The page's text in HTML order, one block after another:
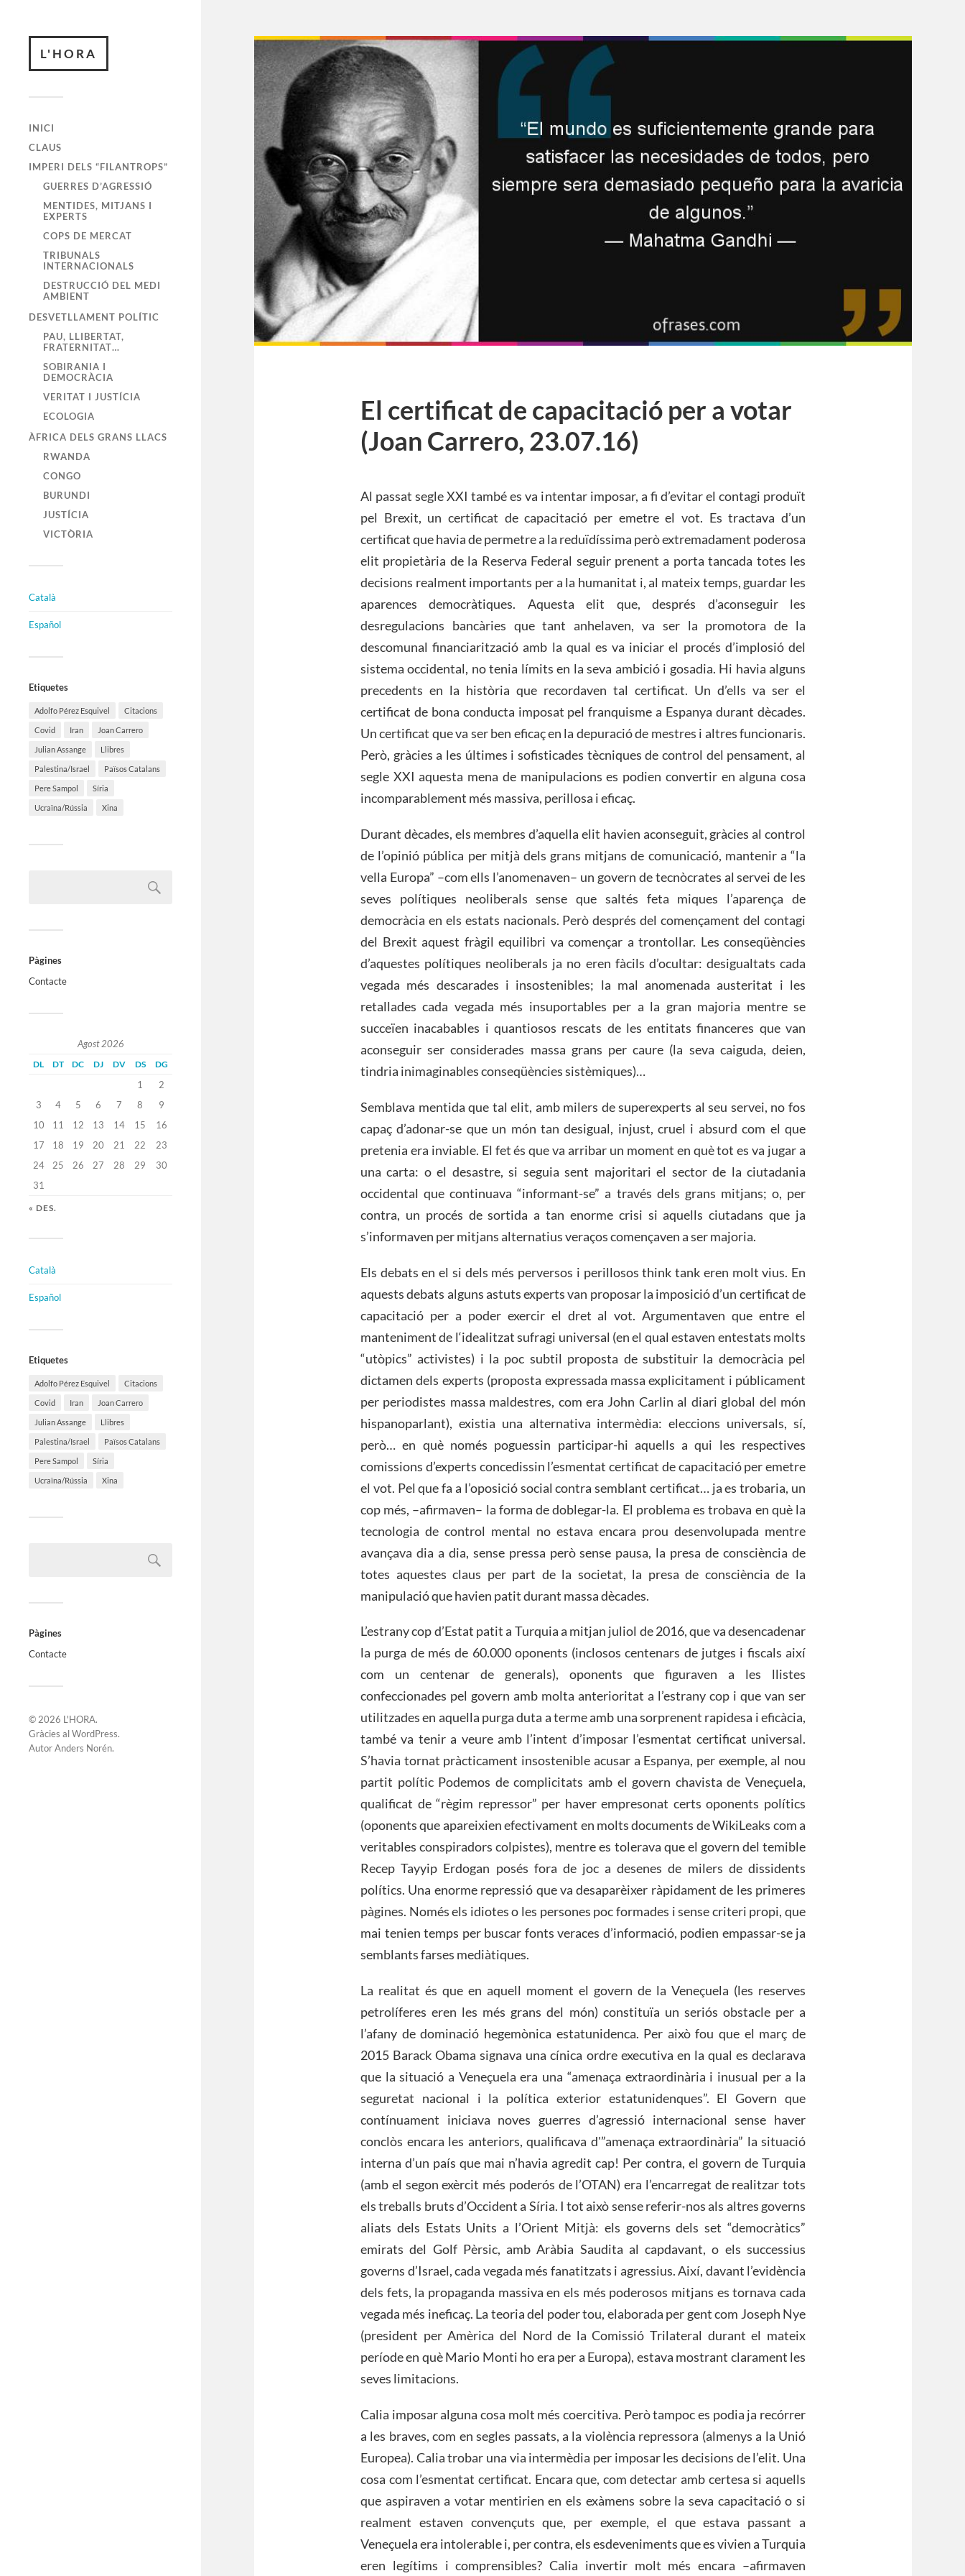
L'HORA
INICI
CLAUS
IMPERI DELS “FILANTROPS”
GUERRES D’AGRESSIÓ
MENTIDES, MITJANS I
EXPERTS
COPS DE MERCAT
TRIBUNALS
INTERNACIONALS
DESTRUCCIÓ DEL MEDI
AMBIENT
DESVETLLAMENT POLÍTIC
PAU, LLIBERTAT,
FRATERNITAT…
SOBIRANIA I
DEMOCRÀCIA
VERITAT I JUSTÍCIA
ECOLOGIA
ÀFRICA DELS GRANS LLACS
RWANDA
CONGO
BURUNDI
JUSTÍCIA
VICTÒRIA
Català
Español
Etiquetes
Adolfo Pérez Esquivel Citacions
Covid Iran Joan Carrero
Julian Assange Llibres
Palestina/Israel Països Catalans
Pere Sampol Síria
Ucraïna/Rússia Xina
Pàgines
Contacte
Agost 2026
DL DT DC DJ DV DS DG
1
2
3
4 5 6 7 8
9
10
11 12 13 14 15
16
17
18 19 20 21 22
23
24
25 26 27 28 29
30
31
« DES.
Català
Español
Etiquetes
Adolfo Pérez Esquivel Citacions
Covid Iran Joan Carrero
Julian Assange Llibres
Palestina/Israel Països Catalans
Pere Sampol Síria
Ucraïna/Rússia Xina
Pàgines
Contacte
© 2026 L'HORA.
Gràcies alWordPress.
AutorAnders Norén.
El certificat de capacitació per a votar
(Joan Carrero, 23.07.16)
Al passat segle XXI també es va intentar imposar, a fi d’evitar el contagi produït
pel Brexit, un certificat de capacitació per emetre el vot. Es tractava d’un
certificat que havia de permetre a la reduïdíssima però extremadament poderosa
elit propietària de la Reserva Federal seguir prenent a porta tancada totes les
decisions realment importants per a la humanitat i, al mateix temps, guardar les
aparences democràtiques. Aquesta elit que, després d’aconseguir les
desregulacions bancàries que tant anhelaven, va ser la promotora de la
descomunal financiarització amb la qual es va iniciar el procés d’implosió del
sistema occidental, no tenia límits en la seva ambició i gosadia. Hi havia alguns
precedents en la història que recordaven tal certificat. Un d’ells va ser el
certificat de bona conducta imposat pel franquisme a Espanya durant dècades.
Un certificat que va ser ben eficaç en la depuració de mestres i altres funcionaris.
Però, gràcies a les últimes i sofisticades tècniques de control del pensament, al
segle XXI aquesta mena de manipulacions es podien convertir en alguna cosa
incomparablement més massiva, perillosa i eficaç.
Durant dècades, els membres d’aquella elit havien aconseguit, gràcies al control
de l’opinió pública per mitjà dels grans mitjans de comunicació, mantenir a “la
vella Europa” –com ells l’anomenaven– un govern de tecnòcrates al servei de les
seves polítiques neoliberals sense que saltés feta miques l’aparença de
democràcia en els estats nacionals. Però després del començament del contagi
del Brexit aquest fràgil equilibri va començar a trontollar. Les conseqüències
d’aquestes polítiques neoliberals ja no eren fàcils d’ocultar: desigualtats cada
vegada més descarades i insostenibles; la mal anomenada austeritat i les
retallades cada vegada més insuportables per a la gran majoria mentre se
succeïen inacabables i quantiosos rescats de les entitats financeres que van
aconseguir ser considerades massa grans per caure (la seva caiguda, deien,
tindria inimaginables conseqüències sistèmiques)…
Semblava mentida que tal elit, amb milers de superexperts al seu servei, no fos
capaç d’adonar-se que un món tan desigual, injust, cruel i absurd com el que
pretenia era inviable. El fet és que va arribar un moment en què tot es va jugar a
una carta: o el desastre, si seguia sent majoritari el sector de la ciutadania
occidental que continuava “informant-se” a través dels grans mitjans; o, per
contra, un procés de sortida a tan enorme crisi si aquells ciutadans que ja
s’informaven per mitjans alternatius veraços començaven a ser majoria.
Els debats en el si dels més perversos i perillosos think tank eren molt vius. En
aquests debats alguns astuts experts van proposar la imposició d’un certificat de
capacitació per a poder exercir el dret al vot. Argumentaven que entre el
manteniment de l‘idealitzat sufragi universal (en el qual estaven entestats molts
“utòpics” activistes) i la poc subtil proposta de substituir la democràcia pel
dictamen dels experts (proposta expressada massa explicitament i públicament
per periodistes massa maldestres, com era John Carlin al diari global del món
hispanoparlant), existia una alternativa intermèdia: eleccions universals, sí,
però… en què només poguessin participar-hi aquells a qui les respectives
comissions d’experts concedissin l’esmentat certificat de capacitació per emetre
el vot. Pel que fa a l’oposició social contra semblant certificat… ja es trobaria, un
cop més, –afirmaven– la forma de doblegar-la. El problema es trobava en què la
tecnologia de control mental no estava encara prou desenvolupada mentre
avançava dia a dia, sense pressa però sense pausa, la presa de consciència de
totes aquestes claus per part de la societat, la presa de consciència de la
manipulació que havien patit durant massa dècades.
L’estrany cop d’Estat patit a Turquia a mitjan juliol de 2016, que va desencadenar
la purga de més de 60.000 oponents (inclosos centenars de jutges i fiscals així
com un centenar de generals), oponents que figuraven a les llistes
confeccionades pel govern amb molta anterioritat a l’estrany cop i que van ser
utilitzades en aquella purga duta a terme amb una sorprenent rapidesa i eficàcia,
també va tenir a veure amb l’intent d’imposar l’esmentat certificat universal.
S’havia tornat pràcticament insostenible acusar a Espanya, per exemple, al nou
partit polític Podemos de complicitats amb el govern chavista de Veneçuela,
qualificat de “règim repressor” per haver empresonat certs oponents polítics
(oponents que apareixien efectivament en molts documents de WikiLeaks com a
veritables conspiradors colpistes), mentre es tolerava que el govern del temible
Recep Tayyip Erdogan posés fora de joc a desenes de milers de dissidents
polítics. Una enorme repressió que va desaparèixer ràpidament de les primeres
pàgines. Només els idiotes o les persones poc formades i sense criteri propi, que
mai tenien temps per buscar fonts veraces d’informació, podien empassar-se ja
semblants farses mediàtiques.
La realitat és que en aquell moment el govern de la Veneçuela (les reserves
petrolíferes eren les més grans del món) constituïa un seriós obstacle per a
l’afany de dominació hegemònica estatunidenca. Per això fou que el març de
2015 Barack Obama signava una cínica ordre executiva en la qual es declarava
que la situació a Veneçuela era una “amenaça extraordinària i inusual per a la
seguretat nacional i la política exterior estatunidenques”. El Govern que
contínuament iniciava noves guerres d’agressió internacional sense haver
conclòs encara les anteriors, qualificava d'”amenaça extraordinària” la situació
interna d’un país que mai n’havia agredit cap! Per contra, el govern de Turquia
(amb el segon exèrcit més poderós de l’OTAN) era l’encarregat de realitzar tots
els treballs bruts d’Occident a Síria. I tot això sense referir-nos als altres governs
aliats dels Estats Units a l’Orient Mitjà: els governs dels set “democràtics”
emirats del Golf Pèrsic, amb Aràbia Saudita al capdavant, o els successius
governs d’Israel, cada vegada més fanatitzats i agressius. Així, davant l’evidència
dels fets, la propaganda massiva en els més poderosos mitjans es tornava cada
vegada més ineficaç. La teoria del poder tou, elaborada per gent com Joseph Nye
(president per Amèrica del Nord de la Comissió Trilateral durant el mateix
període en què Mario Monti ho era per a Europa), estava mostrant clarament les
seves limitacions.
Calia imposar alguna cosa molt més coercitiva. Però tampoc es podia ja recórrer
a les braves, com en segles passats, a la violència repressora (almenys a la Unió
Europea). Calia trobar una via intermèdia per imposar les decisions de l’elit. Una
cosa com l’esmentat certificat. Encara que, com detectar amb certesa si aquells
que aspiraven a votar mentirien en els exàmens sobre la seva capacitació o si
realment estaven convençuts que, per exemple, el que estava passant a
Veneçuela era intolerable i, per contra, els esdeveniments que es vivien a Turquia
eren legítims i comprensibles? Calia invertir molt més encara ­–afirmaven